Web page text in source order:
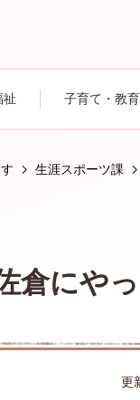
祉 子育て・教育
生涯スポーツ課
倉にや
更